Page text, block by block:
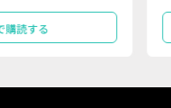
読する